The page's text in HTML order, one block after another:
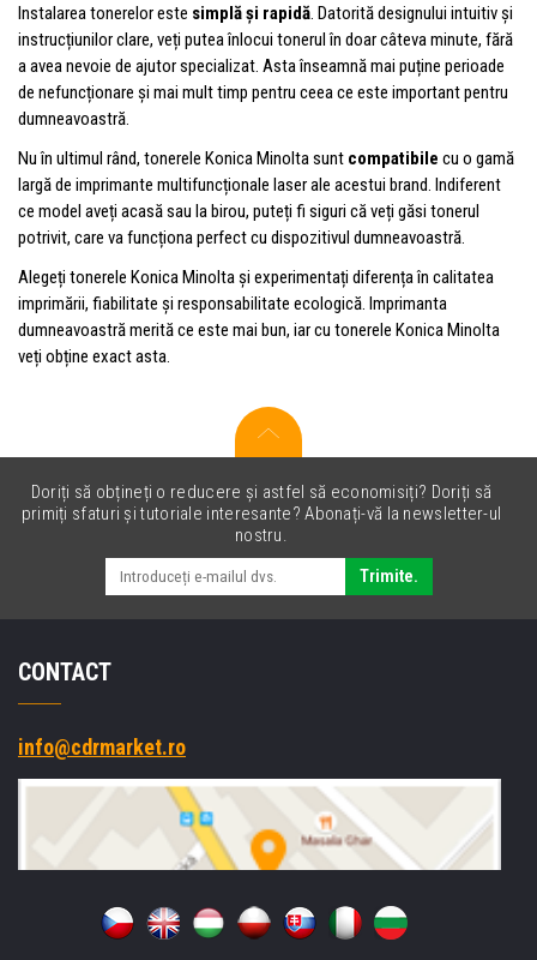
Instalarea tonerelor este simplă și rapidă. Datorită designului intuitiv și
instrucțiunilor clare, veți putea înlocui tonerul în doar câteva minute, fără
a avea nevoie de ajutor specializat. Asta înseamnă mai puține perioade
de nefuncționare și mai mult timp pentru ceea ce este important pentru
dumneavoastră.
Nu în ultimul rând, tonerele Konica Minolta sunt compatibile cu o gamă
largă de imprimante multifuncționale laser ale acestui brand. Indiferent
ce model aveți acasă sau la birou, puteți fi siguri că veți găsi tonerul
potrivit, care va funcționa perfect cu dispozitivul dumneavoastră.
Alegeți tonerele Konica Minolta și experimentați diferența în calitatea
imprimării, fiabilitate și responsabilitate ecologică. Imprimanta
dumneavoastră merită ce este mai bun, iar cu tonerele Konica Minolta
veți obține exact asta.
Doriți să obțineți o reducere și astfel să economisiți? Doriți să
primiți sfaturi și tutoriale interesante? Abonați-vă la newsletter-ul
nostru.
Trimite.
CONTACT
info@cdrmarket.ro